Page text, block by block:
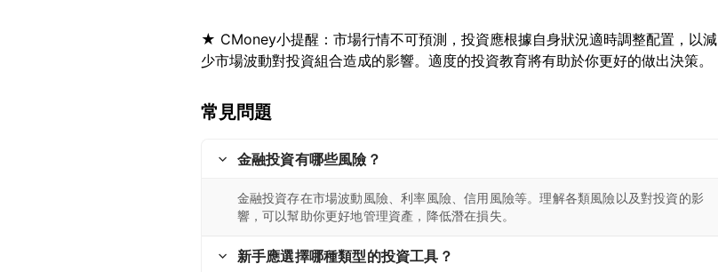
★ CMoney小提醒：市場行情不可預測，投資應根據自身狀況適時調整配置，以減
常見問題
金融投資有哪些風險？
金融投資存在市場波動風險、利率風險、信用風險等。理解各類風險以及對投資的影
響，可以幫助你更好地管理資產，降低潛在損失。
新手應選擇哪種類型的投資工具？